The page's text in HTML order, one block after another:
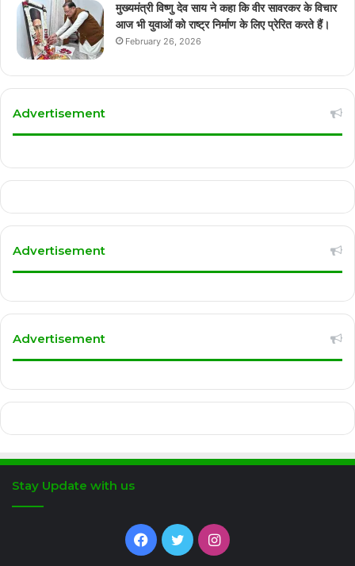
मुख्यमंत्री विष्णु देव साय ने कहा कि वीर सावरकर के विचार
आज भी युवाओं को राष्ट्र निर्माण के लिए प्रेरित करते हैं।
February 26, 2026
Advertisement
Advertisement
Advertisement
Stay Update with us
Facebook
TwitterInstagram